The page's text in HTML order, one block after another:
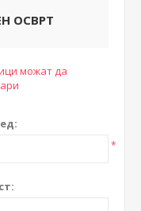
ОСВРТ
можат да
*